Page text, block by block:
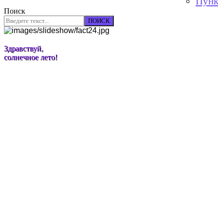
Поиск
ПОИСК
Здравствуй,
солнечное лето!